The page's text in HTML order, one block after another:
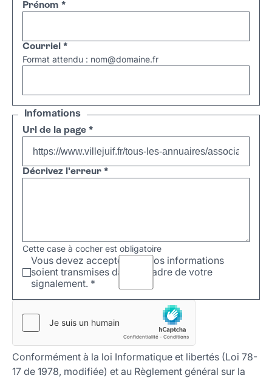
Prénom *
Courriel *
Format attendu : nom@domaine.fr
Infomations
Url de la page *
Décrivez l'erreur *
Cette case à cocher est obligatoire
Vous devez accepter que vos informations
soient transmises dans le cadre de votre
signalement. *
Conformément à la loi Informatique et libertés (Loi 78-
17 de 1978, modifiée) et au Règlement général sur la